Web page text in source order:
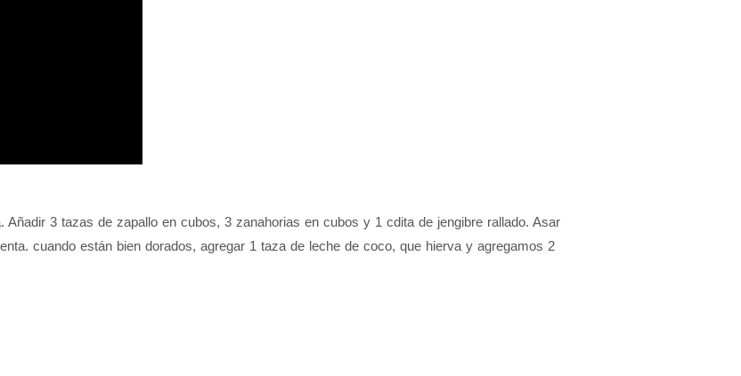
Añadir 3 tazas de zapallo en cubos, 3 zanahorias en cubos y 1 cdita de jengibre rallado. Asar
cuando están bien dorados, agregar 1 taza de leche de coco, que hierva y agregamos 2